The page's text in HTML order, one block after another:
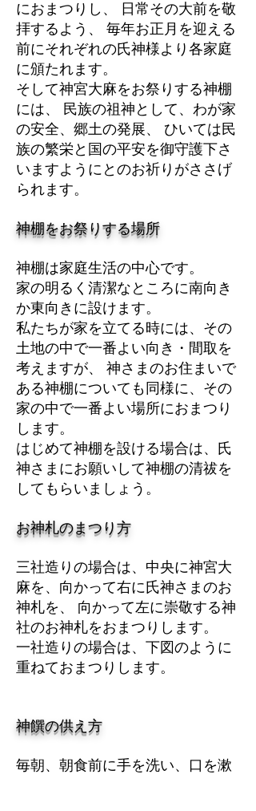
におまつりし、 日常その大前を敬
拝するよう、 毎年お正月を迎える
前にそれぞれの氏神様より各家庭
に頒たれます。
そして神宮大麻をお祭りする神棚
には、 民族の祖神として、わが家
の安全、郷土の発展、 ひいては民
族の繁栄と国の平安を御守護下さ
いますようにとのお祈りがささげ
られます。
神棚をお祭りする場所
神棚は家庭生活の中心です。
家の明るく清潔なところに南向き
か東向きに設けます。
私たちが家を立てる時には、その
土地の中で一番よい向き・間取を
考えますが、 神さまのお住まいで
ある神棚についても同様に、その
家の中で一番よい場所におまつり
します。
はじめて神棚を設ける場合は、氏
神さまにお願いして神棚の清祓を
してもらいましょう。
お神札のまつり方
三社造りの場合は、中央に神宮大
麻を、向かって右に氏神さまのお
神札を、 向かって左に崇敬する神
社のお神札をおまつりします。
一社造りの場合は、下図のように
重ねておまつりします。
神饌の供え方
毎朝、朝食前に手を洗い、口を漱